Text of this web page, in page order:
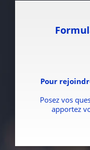
Pour
Posez vos
apportez